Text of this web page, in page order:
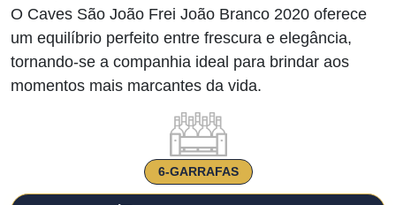
O Caves São João Frei João Branco 2020 oferece
um equilíbrio perfeito entre frescura e elegância,
tornando-se a companhia ideal para brindar aos
momentos mais marcantes da vida.
6-GARRAFAS